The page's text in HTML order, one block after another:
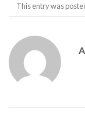
This entry was